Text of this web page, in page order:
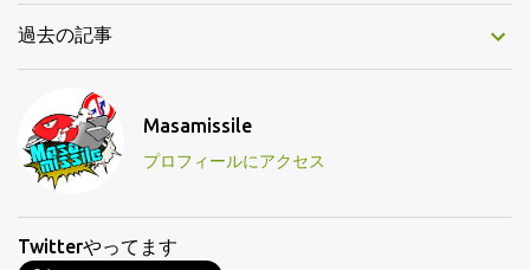
過去の記事
Masamissile
プロフィールにアクセス
Twitterやってます